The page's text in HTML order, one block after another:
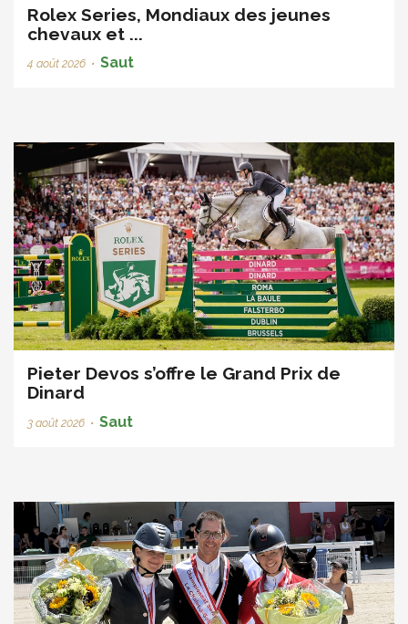
Rolex Series, Mondiaux des jeunes
chevaux et ...
4 août 2026 • Saut
Pieter Devos s’offre le Grand Prix de
Dinard
3 août 2026 • Saut